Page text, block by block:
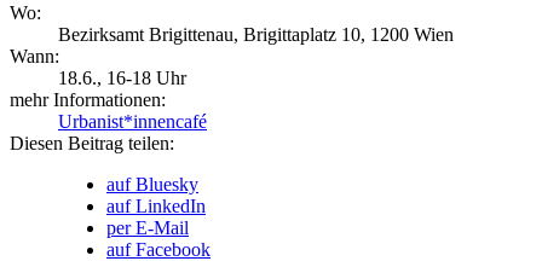
Wo:
Bezirksamt Brigittenau, Brigittaplatz 10, 1200 Wien
Wann:
18.6., 16-18 Uhr
mehr Informationen:
Urbanist*innencafé
Diesen Beitrag teilen:
auf Bluesky
auf LinkedIn
per E-Mail
auf Facebook